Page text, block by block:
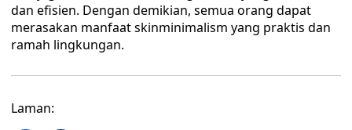
dan efisien. Dengan demikian, semua orang dapat
merasakan manfaat skinminimalism yang praktis dan
ramah lingkungan.
Laman: